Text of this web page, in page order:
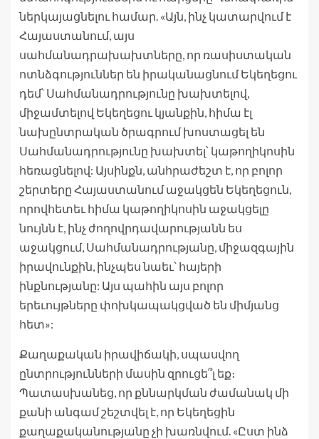
ներկայացնելու համար. «Այն, ինչ կատարվում է
Հայաստանում, այս
սահմանադրախախտները, որ ռասիստական
ոտնձգություններ են իրականացնում Եկեղեցու
դեմ՝ Սահմանադրությունը խախտելով,
միջամտելով Եկեղեցու կյանքին, հիմա էլ
նախընտրական ծրագրում խոստացել են
Սահմանադրությունը խախտել՝ կաթողիկոսին
հեռացնելով: Այսինքն, անհրաժեշտ է, որ բոլոր
շերտերը Հայաստանում աջակցեն Եկեղեցուն,
որովհետեւ հիմա կաթողիկոսին աջակցելը
նույնն է, ինչ ժողովրդավարությանն ես
աջակցում, Սահմանադրությանը, միջազգային
իրավունքին, ինչպես նաեւ՝ հայերի
ինքնությանը: Այս պահին այս բոլոր
երեւույթները փոխկապակցված են միմյանց
հետ»:
Քաղաքական իրավիճակի, սպասվող
ընտրությունների մասին զրուցե՞լ եք։
Պատասխանեց, որ քննարկման ժամանակ մի
քանի անգամ շեշտվել է, որ Եկեղեցին
քաղաքականությանը չի խառնվում. «Ըստ ինձ